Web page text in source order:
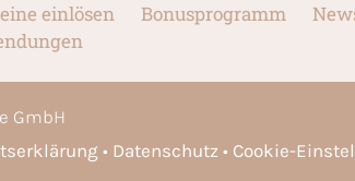
einlösen Bonusprogramm
GmbH
Datenschutz Cookie-